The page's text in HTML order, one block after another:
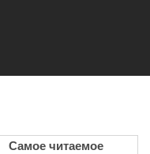
Самое читаемое